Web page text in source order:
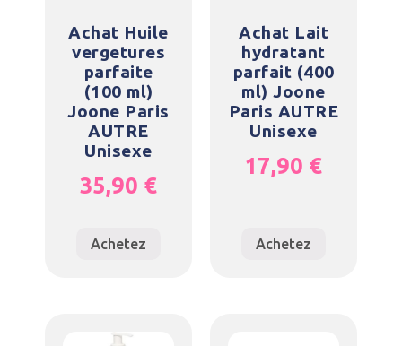
Achat Huile
vergetures
parfaite
(100 ml)
Joone Paris
AUTRE
Unisexe
35,90 €
Achetez
Achat Lait
hydratant
parfait (400
ml) Joone
Paris AUTRE
Unisexe
17,90 €
Achetez